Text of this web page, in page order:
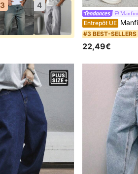
3 4
Entrepôt UE Manfinity EMRG Short en
#3 BEST-SELLERS
22,49€